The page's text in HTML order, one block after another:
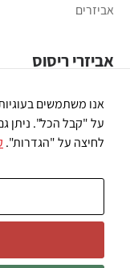
אביזרים
אביזרי ריסוס
פומיות ריסוס
רובי ריסוס
חיבורי פלסטיק
אנו משתמשים
על "קבל הכל". ניתן
לחיצה על "הגדרות".